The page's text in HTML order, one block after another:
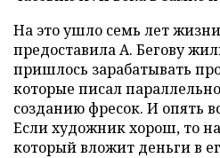
На это ушло семь лет
предоставила А. Бегову
пришлось зарабатывать
которые писал
созданию фресок. И опять
Если художник хорош, то
который вложит деньги в